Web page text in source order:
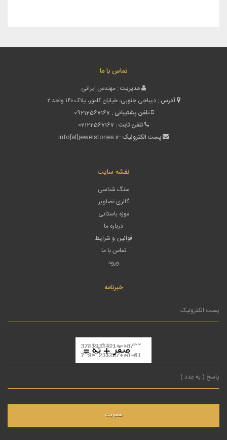
تماس با ما
مدیریت : مهندس ایرانی
آدرس : دیباجی جنوبی، خیابان کامور، پلاک ۱۴۰ واحد ۲
تلفن پشتیبانی : 09212567167
تلفن ثابت : 02122567167
پست الکترونیک :info[at]jewelstones.ir
نقشه سایت
سنگ شناسی
گالری تصاویر
موزه باستانی
درباره ما
قوانین و شرایط
تماس با ما
ورود
خبرنامه